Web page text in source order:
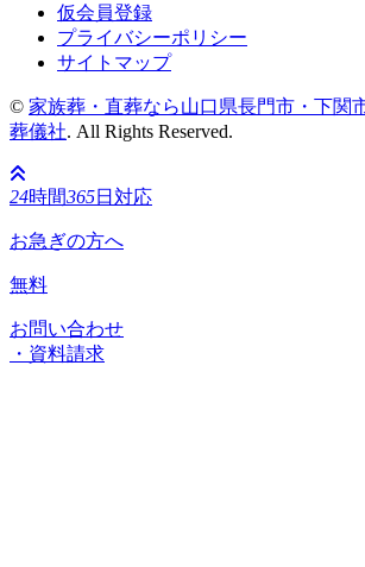
仮会員登録
プライバシーポリシー
サイトマップ
© 家族葬・直葬なら山口県長門市・下関
葬儀社. All Rights Reserved.
24時間365日対応
お急ぎの方へ
無料
お問い合わせ
・資料請求